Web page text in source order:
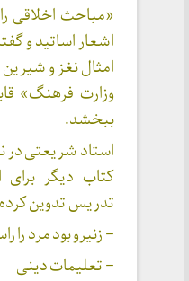
«مباحث اخلاقی
اشعار اساتید و
امثال نغز و
وزارت فرهنگ»
ببخشد.
استاد شریعتی
کتاب دیگر
تدریس تدوین
– زنیرو بود مرد را
– تعلیمات دینی